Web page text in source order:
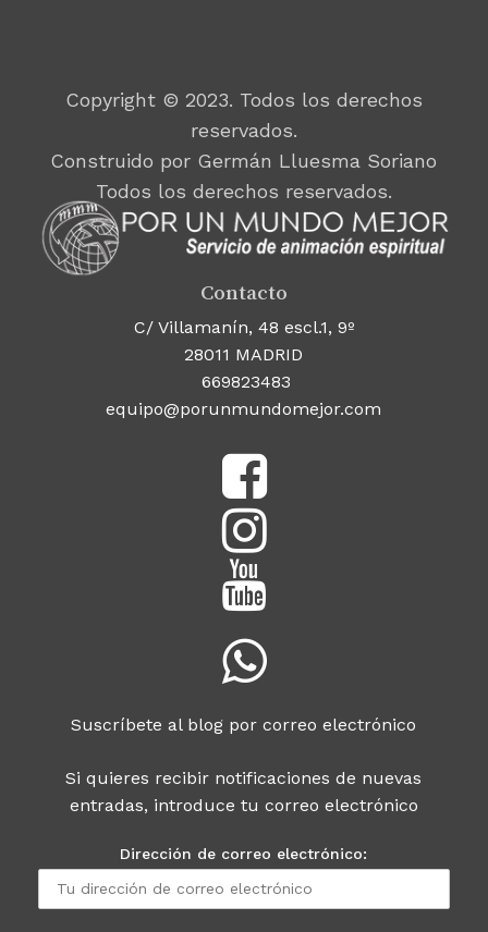
Copyright © 2023. Todos los derechos
reservados.
Construido por Germán Lluesma Soriano
Todos los derechos reservados.
Contacto
C/ Villamanín, 48 escl.1, 9º
28011 MADRID
669823483
equipo@porunmundomejor.com
Suscríbete al blog por correo electrónico
Si quieres recibir notificaciones de nuevas
entradas, introduce tu correo electrónico
Dirección de correo electrónico: